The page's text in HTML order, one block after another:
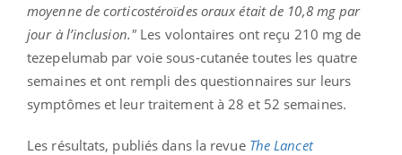
moyenne de corticostéroïdes oraux était de 10,8 mg par
jour à l’inclusion." Les volontaires ont reçu 210 mg de
tezepelumab par voie sous-cutanée toutes les quatre
semaines et ont rempli des questionnaires sur leurs
symptômes et leur traitement à 28 et 52 semaines.
Les résultats, publiés dans la revue The Lancet